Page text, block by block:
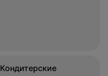
Кондитерские